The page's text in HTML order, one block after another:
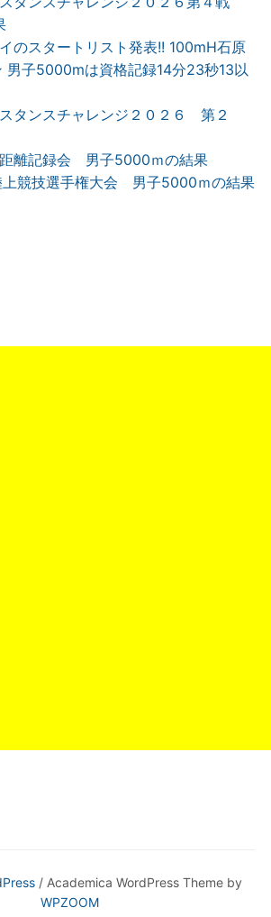
のスタートリスト発表!! 100mH石原
男子5000mは資格記録14分23秒13以
タンスチャレンジ２０２６ 第２
距離記録会 男子5000ｍの結果
上競技選手権大会 男子5000ｍの結果
/ Academica WordPress Theme by
WPZOOM